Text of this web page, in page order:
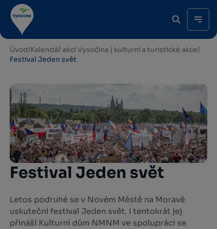
Úvod/Kalendář akcí Vysočina | kulturní a turistické akce/
Festival Jeden svět
Festival Jeden svět
Letos podruhé se v Novém Městě na Moravě
uskuteční festival Jeden svět. I tentokrát jej
přináší Kulturní dům NMNM ve spolupráci se